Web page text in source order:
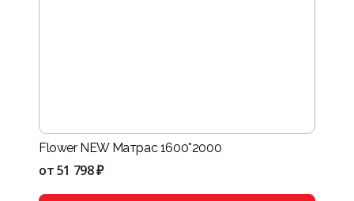
Flower NEW Матрас 1600*2000
от51 798 ₽